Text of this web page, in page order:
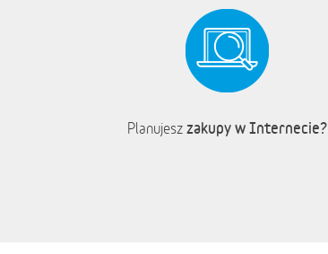
Planujesz zakupy w Internecie?